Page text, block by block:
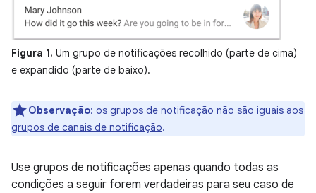
Figura 1. Um grupo de notificações recolhido (parte de cima)
e expandido (parte de baixo).
Observação: os grupos de notificação não são iguais aos
grupos de canais de notificação.
Use grupos de notificações apenas quando todas as
condições a seguir forem verdadeiras para seu caso de